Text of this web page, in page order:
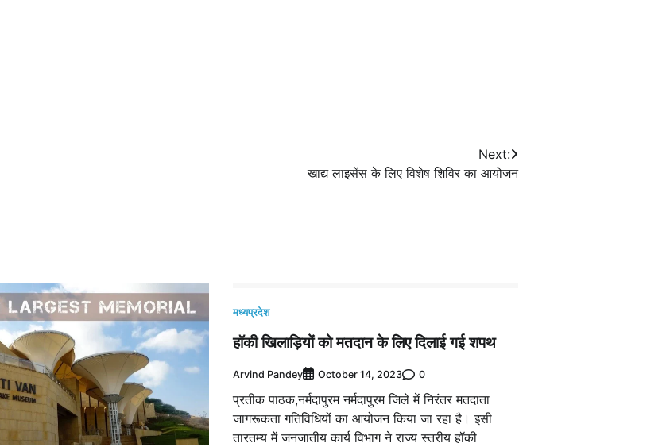
Next:
खाद्य लाइसेंस के लिए विशेष शिविर का आयोजन
मध्यप्रदेश
हॉकी खिलाड़ियों को मतदान के लिए दिलाई गई शपथ
Arvind Pandey October 14, 2023 0
प्रतीक पाठक,नर्मदापुरम नर्मदापुरम जिले में निरंतर मतदाता
जागरूकता गतिविधियों का आयोजन किया जा रहा है। इसी
तारतम्य में जनजातीय कार्य विभाग ने राज्य स्तरीय हॉकी